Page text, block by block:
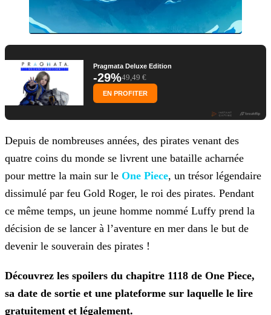
Pragmata Deluxe Edition
-29%49,49 €
EN PROFITER
Depuis de nombreuses années, des pirates venant des
quatre coins du monde se livrent une bataille acharnée
pour mettre la main sur le One Piece, un trésor légendaire
dissimulé par feu Gold Roger, le roi des pirates. Pendant
ce même temps, un jeune homme nommé Luffy prend la
décision de se lancer à l’aventure en mer dans le but de
devenir le souverain des pirates !
Découvrez les spoilers du chapitre 1118 de One Piece,
sa date de sortie et une plateforme sur laquelle le lire
gratuitement et légalement.